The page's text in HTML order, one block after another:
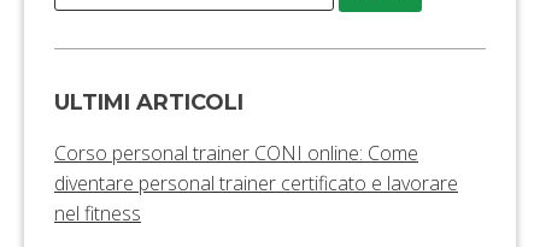
ULTIMI ARTICOLI
Corso personal trainer CONI online: Come
diventare personal trainer certificato e lavorare
nel fitness